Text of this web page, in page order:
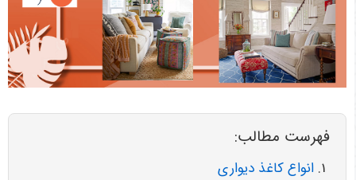
فهرست مطالب:
انواع کاغذ دیواری